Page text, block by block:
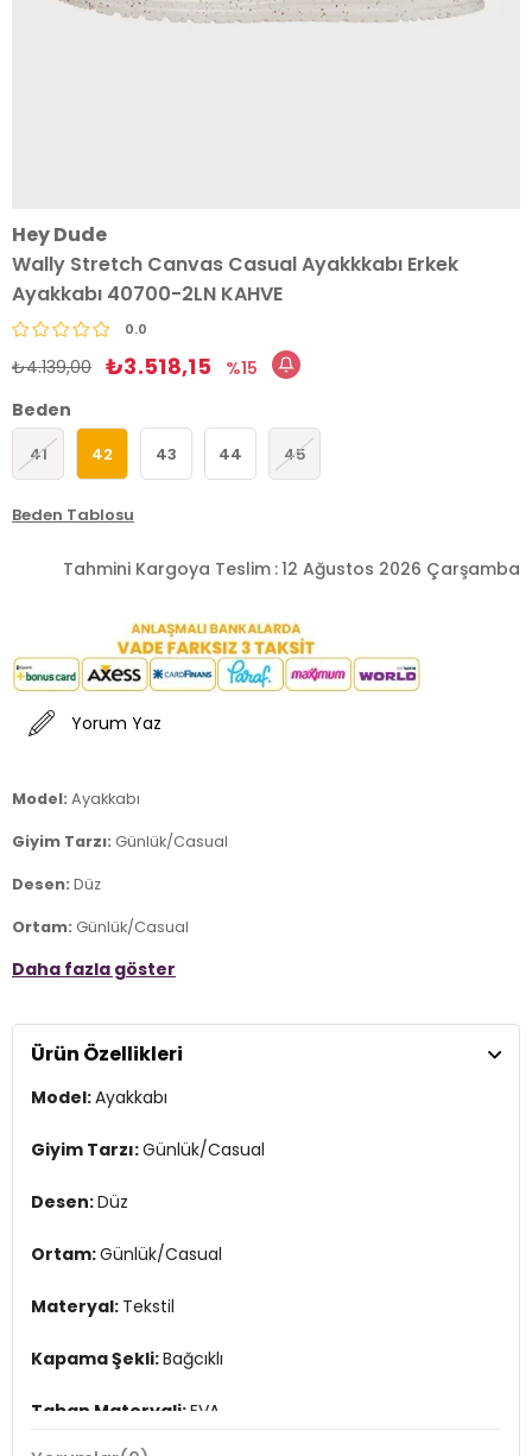
Hey Dude
Wally Stretch Canvas Casual Ayakkkabı Erkek
Ayakkabı 40700-2LN KAHVE
0.0
₺4.139,00 ₺3.518,15
15
Beden
41 42 43 44 45
Beden Tablosu
Tahmini Kargoya Teslim :12 Ağustos 2026 Çarşamba
Yorum Yaz
Model: Ayakkabı
Giyim Tarzı: Günlük/Casual
Desen: Düz
Ortam: Günlük/Casual
Materyal:Tekstil
Taban Materyali: EVA
Burun Tipi:Yuvarlak Burun
Topuk Boyu: Belirtilmemiş
Daha fazla göster
Ürün Özellikleri
Model:Ayakkabı
Giyim Tarzı:Günlük/Casual
Desen:Düz
Ortam:Günlük/Casual
Materyal: Tekstil
Kapama Şekli:Bağcıklı
Taban Materyali:EVA